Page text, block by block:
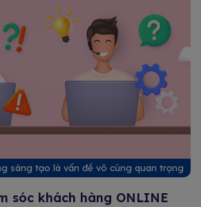
sáng tạo là vấn đề vô cùng quan trọng
sóc khách hàng ONLINE